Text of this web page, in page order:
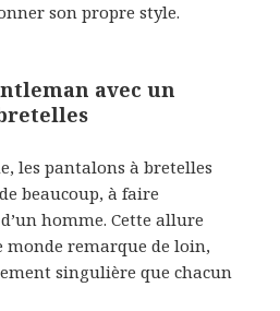
son propre style.
avec un
les pantalons à bretelles
beaucoup, à faire
homme. Cette allure
remarque de loin,
singulière que chacun